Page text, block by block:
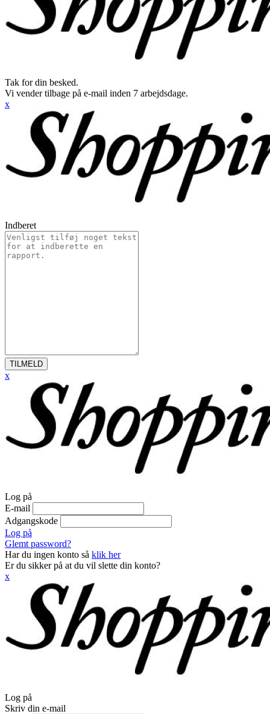
Tak for din besked.
Vi vender tilbage på e-mail inden 7 arbejdsdage.
x
Indberet
TILMELD
x
Log på
E-mail
Adgangskode
Log på
Glemt password?
Har du ingen konto så klik her
Er du sikker på at du vil slette din konto?
x
Log på
Skriv din e-mail